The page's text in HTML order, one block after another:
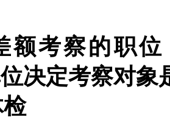
额考察的职
决定考察对象